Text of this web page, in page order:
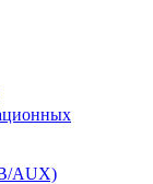
AUX)